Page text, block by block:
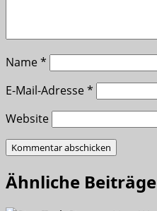
Name*
E-Mail-Adresse*
Website
Ähnliche Beiträge